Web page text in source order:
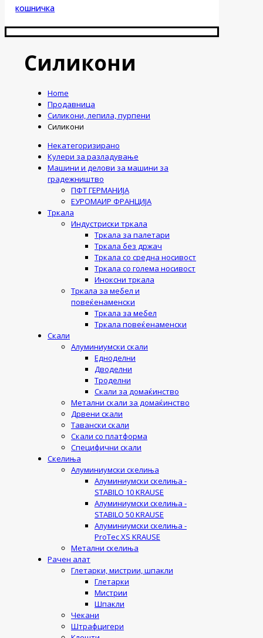
кошничка
Силикони
Home
Продавница
Силикони, лепила, пурпени
Силикони
Некатегоризирано
Кулери за разладување
Машини и делови за машини за
градежништво
ПФТ ГЕРМАНИЈА
ЕУРОМАИР ФРАНЦИЈА
Тркала
Индустриски тркала
Тркала за палетари
Тркала без држач
Тркала со средна носивост
Тркала со голема носивост
Иноксни тркала
Тркала за мебел и
повеќенаменски
Тркала за мебел
Тркала повеќенаменски
Скали
Алуминиумски скали
Едноделни
Дводелни
Троделни
Скали за домаќинство
Метални скали за домаќинство
Дрвени скали
Тавански скали
Скали со платформа
Специфични скали
Скелиња
Алуминиумски скелиња
Алуминиумски скелиња -
STABILO 10 KRAUSE
Алуминиумски скелиња -
STABILO 50 KRAUSE
Алуминиумски скелиња -
ProTec XS KRAUSE
Метални скелиња
Рачен алат
Глетарки, мистрии, шпакли
Глетарки
Мистрии
Шпакли
Чекани
Штрафцигери